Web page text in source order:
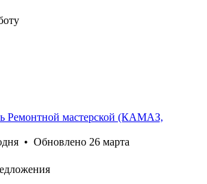
Ремонтной мастерской (КАМАЗ,
• Обновлено 26 марта